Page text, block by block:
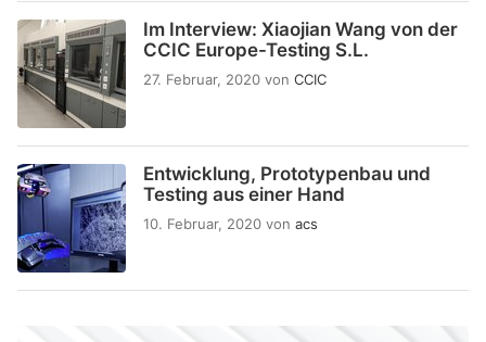
Im Interview: Xiaojian Wang von der
CCIC Europe-Testing S.L.
27. Februar, 2020 von CCIC
Entwicklung, Prototypenbau und
Testing aus einer Hand
10. Februar, 2020 von acs